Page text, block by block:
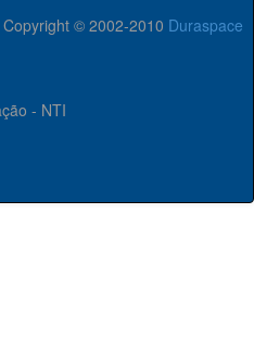
Copyright © 2002-2010 Duraspace
- NTI